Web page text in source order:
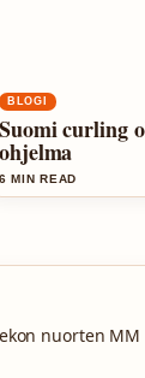
BLOGI
Suomi curling
ohjelma
6 MIN READ
nuorten MM